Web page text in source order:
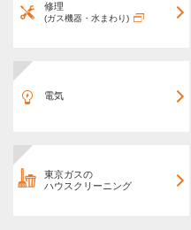
修理
(ガス機器・水まわり)
電気
東京ガスの
ハウスクリーニング